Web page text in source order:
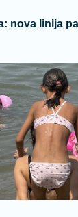
nova linija